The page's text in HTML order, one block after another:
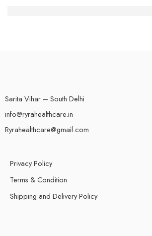
Sarita Vihar – South Delhi
info@ryrahealthcare.in
Ryrahealthcare@gmail.com
Privacy Policy
Terms & Condition
Shipping and Delivery Policy